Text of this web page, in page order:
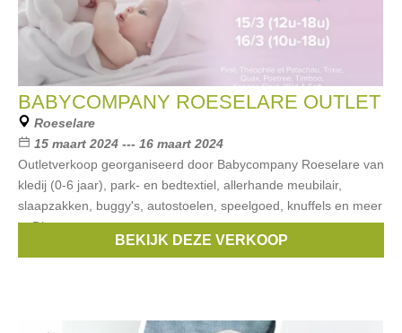
BABYCOMPANY ROESELARE OUTLET
Roeselare
15 maart 2024 --- 16 maart 2024
Outletverkoop georganiseerd door Babycompany Roeselare van
kledij (0-6 jaar), park- en bedtextiel, allerhande meubilair,
slaapzakken, buggy's, autostoelen, speelgoed, knuffels en meer
... Dit van
,MAXI-COSI,Cybex,Quax,PERICLES
BEKIJK DEZE VERKOOP